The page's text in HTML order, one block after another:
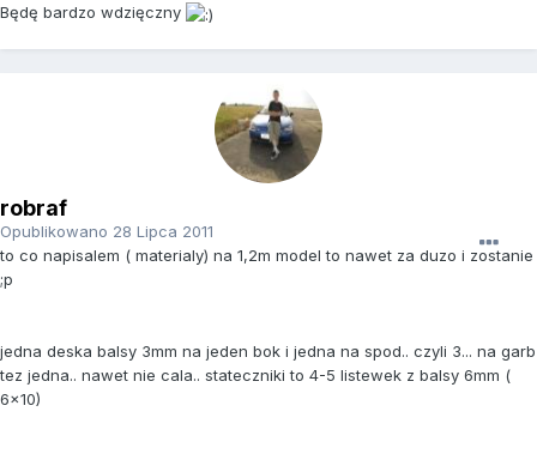
Będę bardzo wdzięczny
robraf
Opublikowano 28 Lipca 2011
to co napisalem ( materialy) na 1,2m model to nawet za duzo i zostanie
;p
jedna deska balsy 3mm na jeden bok i jedna na spod.. czyli 3... na garb
tez jedna.. nawet nie cala.. stateczniki to 4-5 listewek z balsy 6mm (
6x10)